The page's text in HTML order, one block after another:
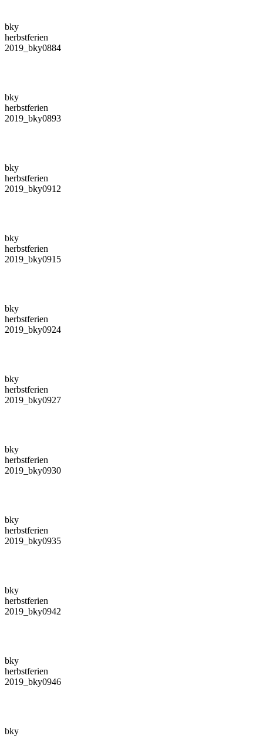
bky
herbstferien
2019_bky0884
bky
herbstferien
2019_bky0893
bky
herbstferien
2019_bky0912
bky
herbstferien
2019_bky0915
bky
herbstferien
2019_bky0924
bky
herbstferien
2019_bky0927
bky
herbstferien
2019_bky0930
bky
herbstferien
2019_bky0935
bky
herbstferien
2019_bky0942
bky
herbstferien
2019_bky0946
bky